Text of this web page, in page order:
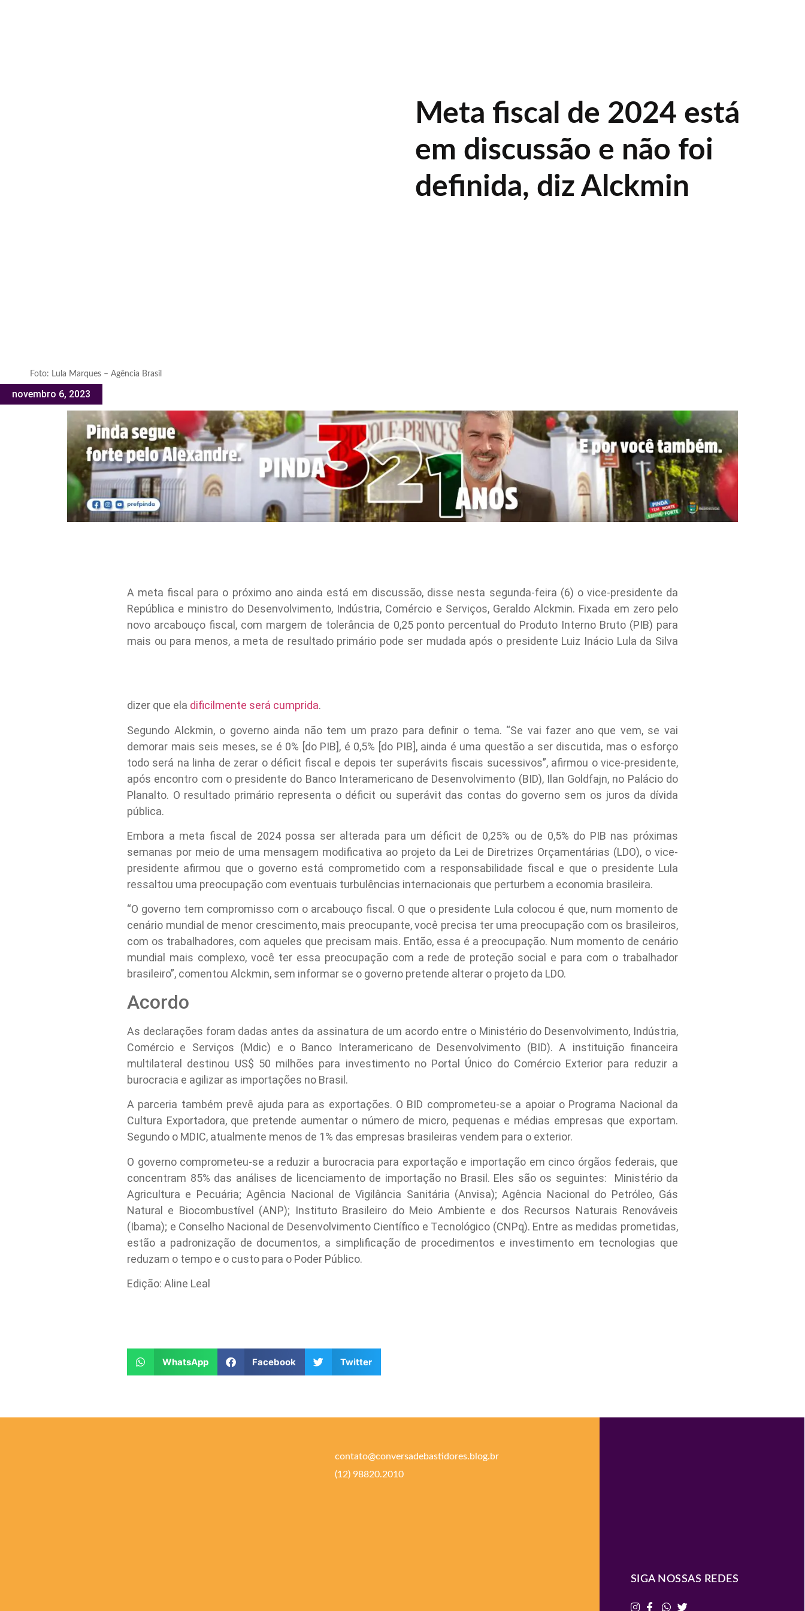
Foto: Lula Marques – Agência Brasil
novembro 6, 2023
Meta fiscal de 2024 está
em discussão e não foi
definida, diz Alckmin
A meta fiscal para o próximo ano ainda está em discussão, disse nesta segunda-feira (6) o vice-presidente da
República e ministro do Desenvolvimento, Indústria, Comércio e Serviços, Geraldo Alckmin. Fixada em zero pelo
novo arcabouço fiscal, com margem de tolerância de 0,25 ponto percentual do Produto Interno Bruto (PIB) para
mais ou para menos, a meta de resultado primário pode ser mudada após o presidente Luiz Inácio Lula da Silva
dizer que ela dificilmente será cumprida.
Segundo Alckmin, o governo ainda não tem um prazo para definir o tema. “Se vai fazer ano que vem, se vai
demorar mais seis meses, se é 0% [do PIB], é 0,5% [do PIB], ainda é uma questão a ser discutida, mas o esforço
todo será na linha de zerar o déficit fiscal e depois ter superávits fiscais sucessivos”, afirmou o vice-presidente,
após encontro com o presidente do Banco Interamericano de Desenvolvimento (BID), Ilan Goldfajn, no Palácio do
Planalto. O resultado primário representa o déficit ou superávit das contas do governo sem os juros da dívida
pública.
Embora a meta fiscal de 2024 possa ser alterada para um déficit de 0,25% ou de 0,5% do PIB nas próximas
semanas por meio de uma mensagem modificativa ao projeto da Lei de Diretrizes Orçamentárias (LDO), o vice-
presidente afirmou que o governo está comprometido com a responsabilidade fiscal e que o presidente Lula
ressaltou uma preocupação com eventuais turbulências internacionais que perturbem a economia brasileira.
“O governo tem compromisso com o arcabouço fiscal. O que o presidente Lula colocou é que, num momento de
cenário mundial de menor crescimento, mais preocupante, você precisa ter uma preocupação com os brasileiros,
com os trabalhadores, com aqueles que precisam mais. Então, essa é a preocupação. Num momento de cenário
mundial mais complexo, você ter essa preocupação com a rede de proteção social e para com o trabalhador
brasileiro”, comentou Alckmin, sem informar se o governo pretende alterar o projeto da LDO.
Acordo
As declarações foram dadas antes da assinatura de um acordo entre o Ministério do Desenvolvimento, Indústria,
Comércio e Serviços (Mdic) e o Banco Interamericano de Desenvolvimento (BID). A instituição financeira
multilateral destinou US$ 50 milhões para investimento no Portal Único do Comércio Exterior para reduzir a
burocracia e agilizar as importações no Brasil.
A parceria também prevê ajuda para as exportações. O BID comprometeu-se a apoiar o Programa Nacional da
Cultura Exportadora, que pretende aumentar o número de micro, pequenas e médias empresas que exportam.
Segundo o MDIC, atualmente menos de 1% das empresas brasileiras vendem para o exterior.
O governo comprometeu-se a reduzir a burocracia para exportação e importação em cinco órgãos federais, que
concentram 85% das análises de licenciamento de importação no Brasil. Eles são os seguintes: Ministério da
Agricultura e Pecuária; Agência Nacional de Vigilância Sanitária (Anvisa); Agência Nacional do Petróleo, Gás
Natural e Biocombustível (ANP); Instituto Brasileiro do Meio Ambiente e dos Recursos Naturais Renováveis
(Ibama); e Conselho Nacional de Desenvolvimento Científico e Tecnológico (CNPq). Entre as medidas prometidas,
estão a padronização de documentos, a simplificação de procedimentos e investimento em tecnologias que
reduzam o tempo e o custo para o Poder Público.
Edição: Aline Leal
WhatsApp Facebook Twitter
contato@conversadebastidores.blog.br
(12) 98820.2010
SIGA NOSSAS REDES